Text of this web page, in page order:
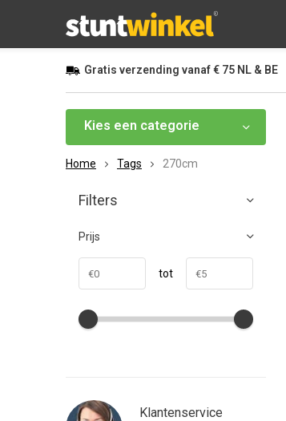
Gratis verzending vanaf€ 75 NL & BE
Kies een categorie
Home Tags 270cm
Filters
Prijs
tot
Klantenservice